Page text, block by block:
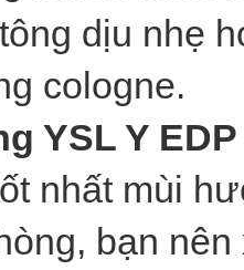
dịu nhẹ
cologne.
YSL Y
nhất mùi
bạn